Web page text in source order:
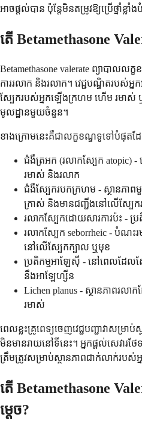
អាចផ្តល់បាន ប៉ុន្តែមិនតម្រូវឱ្យប្រើថ្នាំខ្ល
តើ Betamethasone
Betamethasone valerate ព្យាបាលលក្
ការរលាក និងរលាក។ វេជ្ជបណ្ឌិតរបស់អ្ន
ស្បែករបស់អ្នកឡើងក្រហម ហើម រមាស់
មូលដ្ឋានមួយចំនួន។
ខាងក្រោមនេះគឺជាលក្ខខណ្ឌទូទៅបំផុតដ
ជំងឺត្រអក (រលាកស្បែក atopic)
រមាស់ និងរលាក
ជំងឺស្បែករបកក្រហម - ស្ថានភា
ក្រាស់ និងមានជញ្ជីងនៅលើស្បែក
រលាកស្បែកដោយសារការប៉ះ - ប្រ
រលាកស្បែក seborrheic - បំណ
នៅលើស្បែកក្បាល ឬមុខ
ប្រតិកម្មអាឡែស៊ី - នៅពេលដែលស្
នឹងអាឡែហ្សីន
Lichen planus - ស្ថានភាពរ
រមាស់
ពេលខ្លះគ្រូពេទ្យចេញវេជ្ជបញ្ជាវាសម្រ
មិនមានរាយនៅទីនេះ។ អ្នកផ្តល់សេវារ
ត្រឹមត្រូវសម្រាប់ស្ថានភាពជាក់លាក់របស់អ្
តើ Betamethasone
ម្តេច?